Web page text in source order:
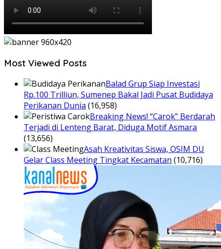
Most Viewed Posts
Balad Grup Siap Investasi
Rp.100 Trilliun, Sumenep Bakal Jadi Pusat Budidaya
Perikanan Dunia (16,958)
Breaking News! “Carok” Berdarah
Terjadi di Lenteng Barat, Diduga Motif Asmara
(13,656)
Asah Kreativitas Siswa, OSIM DU
Gelar Class Meeting Tingkat Kecamatan (10,716)